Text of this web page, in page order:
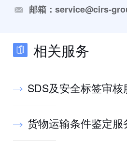
邮箱：service@cirs-
相关服务
SDS及安全标签审核
货物运输条件鉴定服